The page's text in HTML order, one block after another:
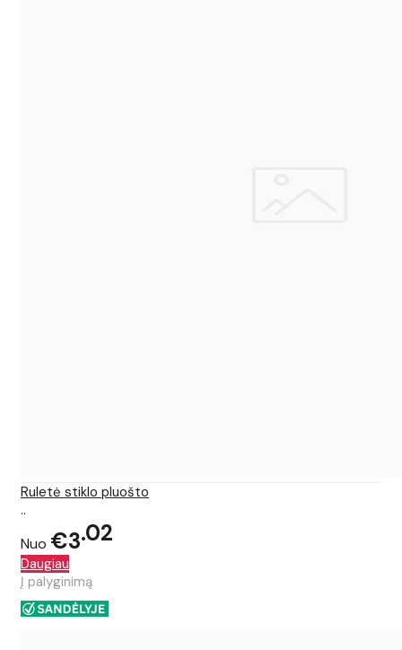
Ruletė stiklo pluošto
..
Nuo €3 02
Daugiau
Į palyginimą